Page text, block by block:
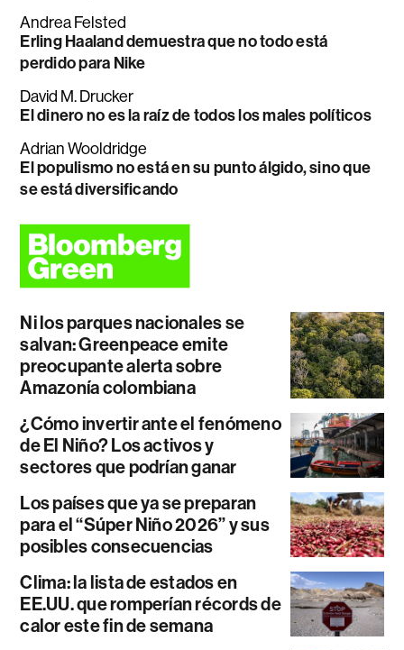
Andrea Felsted
Erling Haaland demuestra que no todo está
perdido para Nike
David M. Drucker
El dinero no es la raíz de todos los males políticos
Adrian Wooldridge
El populismo no está en su punto álgido, sino que
se está diversificando
Ni los parques nacionales se
salvan: Greenpeace emite
preocupante alerta sobre
Amazonía colombiana
¿Cómo invertir ante el fenómeno
de El Niño? Los activos y
sectores que podrían ganar
Los países que ya se preparan
para el “Súper Niño 2026” y sus
posibles consecuencias
Clima: la lista de estados en
EE.UU. que romperían récords de
calor este fin de semana